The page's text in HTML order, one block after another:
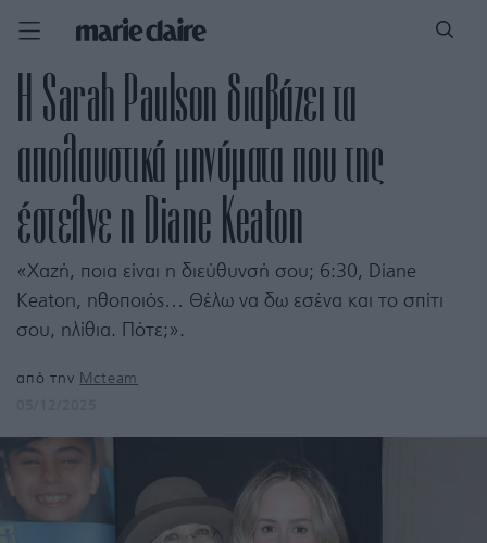
Η Sarah Paulson διαβάζει τα
απολαυστικά μηνύματα που της
έστελνε η Diane Keaton
«Χαζή, ποια είναι η διεύθυνσή σου; 6:30, Diane
Keaton, ηθοποιός… Θέλω να δω εσένα και το σπίτι
σου, ηλίθια. Πότε;».
από την Mcteam